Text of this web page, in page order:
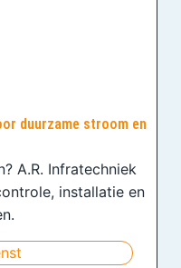
duurzame stroom en
A.R. Infratechniek
installatie en